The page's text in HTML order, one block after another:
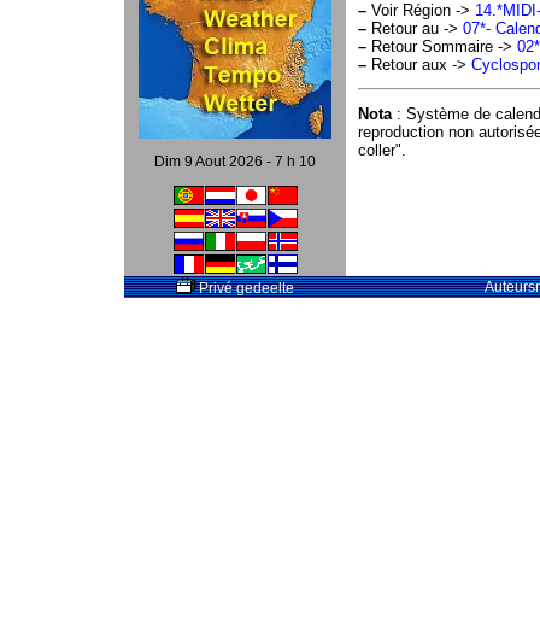
Dim 9 Aout 2026 - 7 h 10
– Voir Région ->
– Retour au -> 07*-
– Retour Sommaire ->
– Retour aux ->
Nota: Système de
reproduction non
coller".
Privé gedeelte